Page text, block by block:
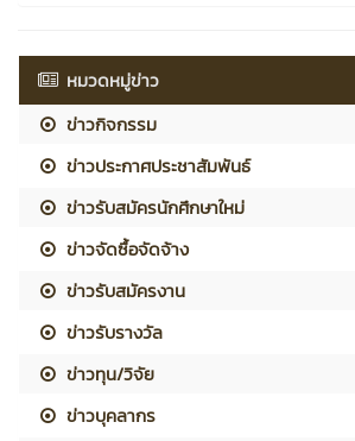
หมวดหมู่ข่าว
ข่าวกิจกรรม
ข่าวประกาศประชาสัมพันธ์
ข่าวรับสมัครนักศึกษาใหม่
ข่าวจัดซื้อจัดจ้าง
ข่าวรับสมัครงาน
ข่าวรับรางวัล
ข่าวทุน/วิจัย
ข่าวบุคลากร